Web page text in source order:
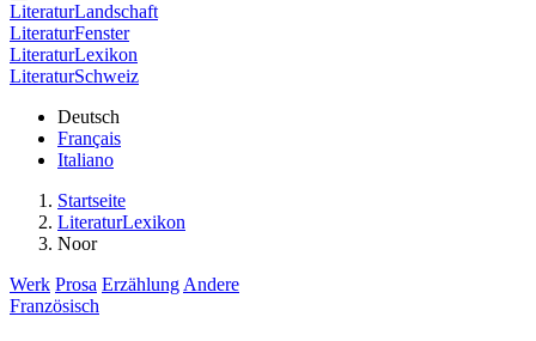
LiteraturLandschaft
LiteraturFenster
LiteraturLexikon
LiteraturSchweiz
Deutsch
Français
Italiano
Startseite
LiteraturLexikon
Noor
Werk Prosa Erzählung Andere
Französisch